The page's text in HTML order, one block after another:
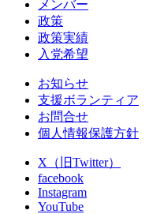
メンバー
政策
政策実績
入党希望
お知らせ
支援ボランティア
お問合せ
個人情報保護方針
X（旧Twitter）
facebook
Instagram
YouTube